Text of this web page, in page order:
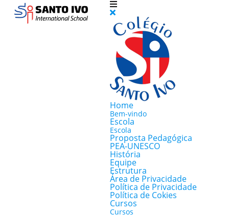
Home
Bem-vindo
Escola
Escola
Proposta Pedagógica
PEA-UNESCO
História
Equipe
Estrutura
Área de Privacidade
Política de Privacidade
Política de Cokies
Cursos
Cursos